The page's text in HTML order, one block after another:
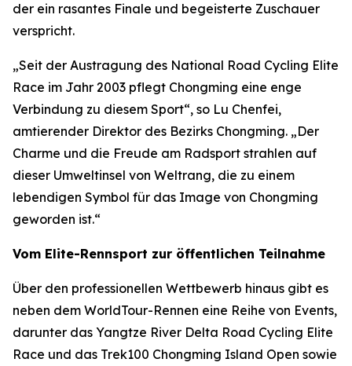
der ein rasantes Finale und begeisterte Zuschauer
verspricht.
„Seit der Austragung des National Road Cycling Elite
Race im Jahr 2003 pflegt Chongming eine enge
Verbindung zu diesem Sport“, so Lu Chenfei,
amtierender Direktor des Bezirks Chongming. „Der
Charme und die Freude am Radsport strahlen auf
dieser Umweltinsel von Weltrang, die zu einem
lebendigen Symbol für das Image von Chongming
geworden ist.“
Vom Elite-Rennsport zur öffentlichen Teilnahme
Über den professionellen Wettbewerb hinaus gibt es
neben dem WorldTour-Rennen eine Reihe von Events,
darunter das Yangtze River Delta Road Cycling Elite
Race und das Trek100 Chongming Island Open sowie